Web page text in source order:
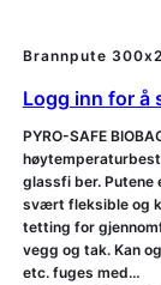
Brannpute
Logg inn for å
PYRO-SAFE
glassfi ber.
svært fleksible og
tetting for
vegg og tak. Kan
etc. fuges med…